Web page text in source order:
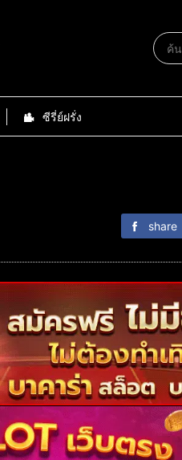
ซีรี่ย์ฝรั่ง
share